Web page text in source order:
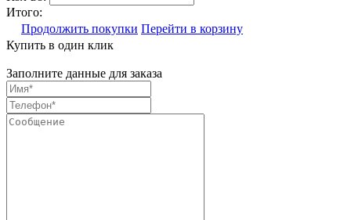
Итого:
Продолжить покупки Перейти в корзину
Купить в один клик
Заполните данные для заказа